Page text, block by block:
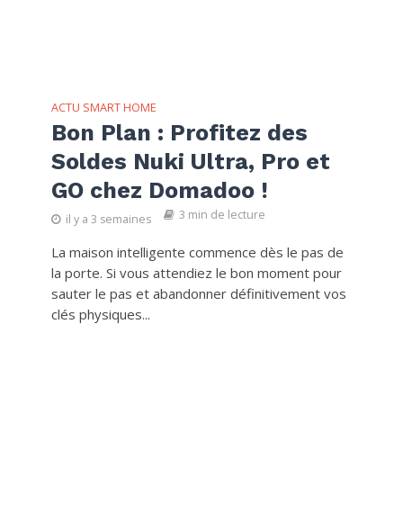
ACTU SMART HOME
Bon Plan : Profitez des
Soldes Nuki Ultra, Pro et
GO chez Domadoo !
il y a 3 semaines 3 min de lecture
La maison intelligente commence dès le pas de
la porte. Si vous attendiez le bon moment pour
sauter le pas et abandonner définitivement vos
clés physiques...